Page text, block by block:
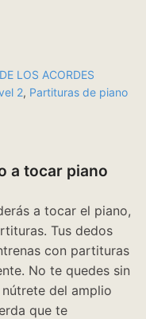
LOS ACORDES
2, Partituras de piano
a tocar piano
a tocar el piano,
Tus dedos
con partituras
No te quedes sin
del amplio
que te